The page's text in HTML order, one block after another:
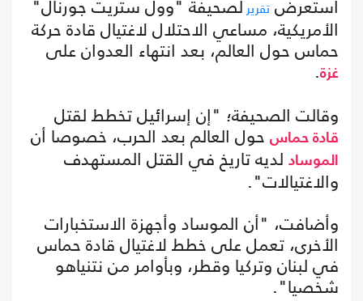
استعرض تقرير لصحيفة "وول ستريت جورنال"
الأمريكية، مساعي الاحتلال لاغتيال قادة حركة
حماس حول العالم، بعد انتهاء العدوان على
غزة.
وقالت الصحيفة؛ "إن إسرائيل تخطط لقتل
قادة حماس حول العالم بعد الحرب، خصوصا أن
الموساد لديه تاريخ في القتل المستهدف
والاغتيالات".
وأضافت، "أن الموساد وأجهزة الاستخبارات
الأخرى، تعمل على خطط لاغتيال قادة حماس
في لبنان وتركيا وقطر، وبأوامر من نتنياهو
شخصيا".